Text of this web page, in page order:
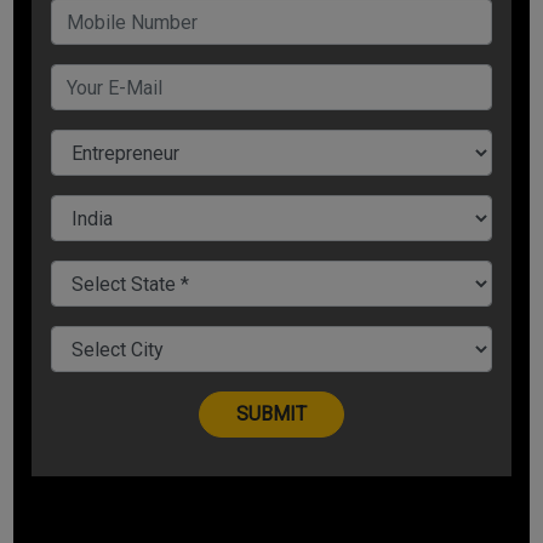
लाइसेंस के लिए आपको एफएसएसएआई विभाग से लाइसेंस के लिए अर्जी
दाखिल करनी होगी.
ऑनलाइन:हर व्यापारी अपने कारोबार को ऑनलाइन लेकर जाने की
रणनीति भी जरूर बनाता है क्योंकि आज के दौर में कस्टमर किसी भी
प्रोडक्ट या सर्विस की ऑनलाइन खरीदारी पर ज्यादा विश्वास दिखाने लगे
हैं. कोरोना(Covid 19)के समय में ऑनलाइन सर्विस के चलते ही घर
बैठे हर व्यक्ति को बड़ी आसानी से हर प्रोडक्ट या हर सर्विस का लाभ
ग्लोबली लोगों तक पहुंचाने के लिए एक ऑनलाइ बिज़नेस साइट
(Online
Business Site)के निर्माण की आवश्यकता होगी. ध्यान रखें कि आपकी
साइट यूजर फ्रेंडली हो, जिसकी मदद से कस्टमर बड़ी ही आसानी से
फूड प्रोडक्ट की डिलीवरी प्राप्त कर सके.
बिज़नेस को ग्रो करने के दूसरे तरीके
अब क्योंकि आपकी डायटिंग फूड
के प्रति सचेत रहते हैं. डायटिंग फूड बिजनेस को ग्रो करने के लिए आप